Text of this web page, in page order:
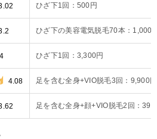
ひざ下1回：500円
ひざ下の美容電気脱毛70本：1,000
ひざ下1回：3,300円
4.08 足を含む全身+VIO脱毛3回：9,900円
足を含む全身+顔+VIO脱毛2回：